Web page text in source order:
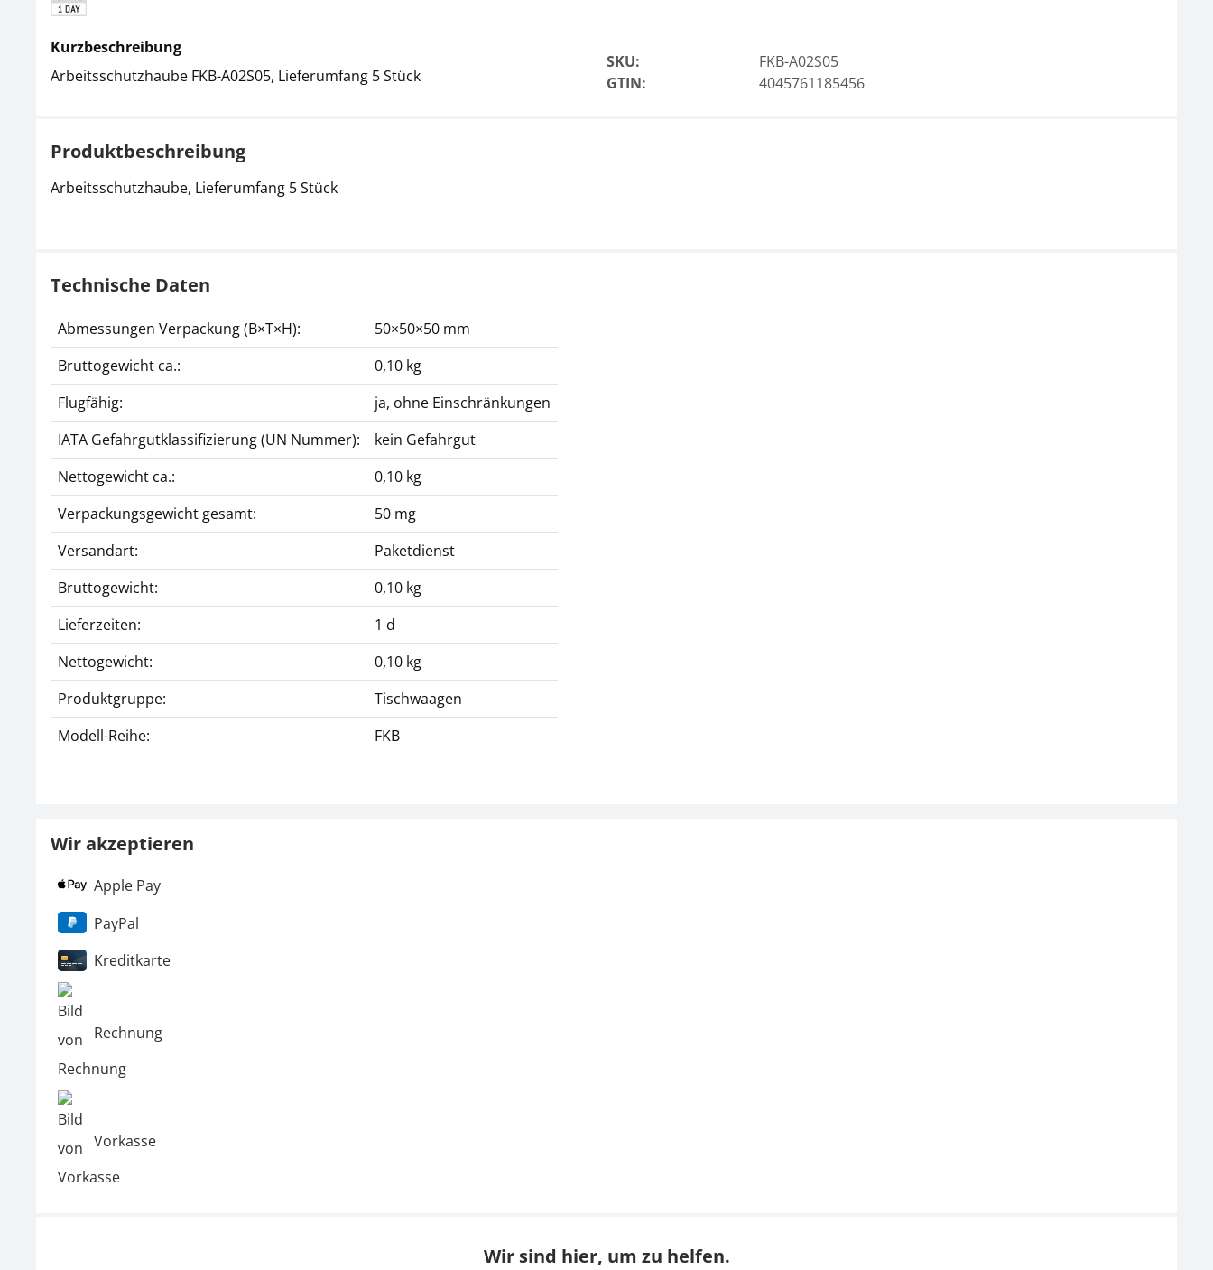
Kurzbeschreibung
Arbeitsschutzhaube FKB-A02S05, Lieferumfang 5 Stück
SKU:
FKB-A02S05
GTIN:
4045761185456
Produktbeschreibung
Arbeitsschutzhaube, Lieferumfang 5 Stück
Technische Daten
Abmessungen Verpackung (B×T×H):
50×50×50 mm
Bruttogewicht ca.:
0,10 kg
Flugfähig:
ja, ohne Einschränkungen
IATA Gefahrgutklassifizierung (UN Nummer):
kein Gefahrgut
Nettogewicht ca.:
0,10 kg
Verpackungsgewicht gesamt:
50 mg
Versandart:
Paketdienst
Bruttogewicht:
0,10 kg
Lieferzeiten:
1 d
Nettogewicht:
0,10 kg
Produktgruppe:
Tischwaagen
Modell-Reihe:
FKB
Wir akzeptieren
Apple Pay
PayPal
Kreditkarte
Rechnung
Vorkasse
Wir sind hier, um zu helfen.